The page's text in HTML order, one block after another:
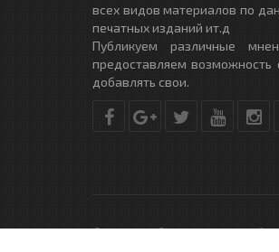
всех видов материалов по
печатных изданий ит.д
Публикуем различные
предоставляем
добавлять свои.
© Copyright © 2010-2017.